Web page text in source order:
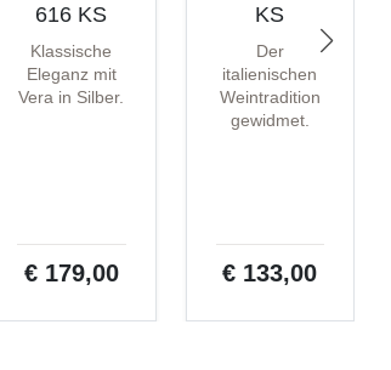
616 KS
Klassische
Eleganz mit
Vera in Silber.
€ 179,00
KS
Der
italienischen
Weintradition
gewidmet.
€ 133,00